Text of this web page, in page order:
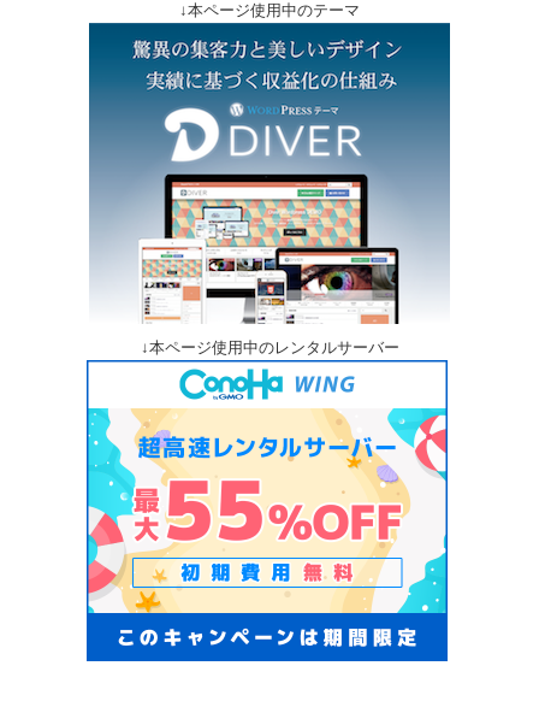
↓本ページ使用中のテーマ
↓本ページ使用中のレンタルサーバー